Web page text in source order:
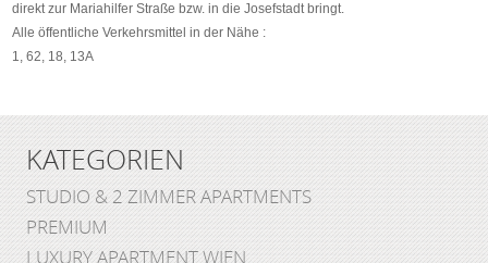
direkt zur Mariahilfer Straße bzw. in die Josefstadt bringt.
Alle öffentliche Verkehrsmittel in der Nähe :
1, 62, 18, 13A
KATEGORIEN
STUDIO & 2 ZIMMER APARTMENTS
PREMIUM
LUXURY APARTMENT WIEN